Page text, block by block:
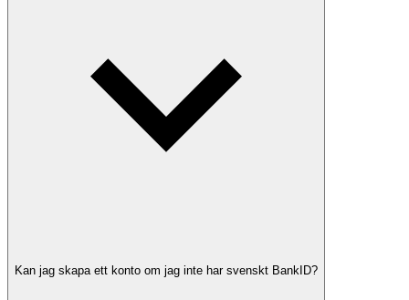
Kan jag skapa ett konto om jag inte har svenskt BankID?